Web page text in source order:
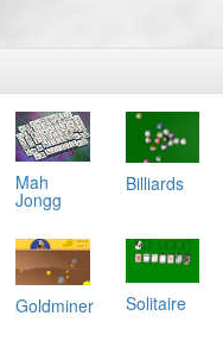
Mah
Jongg
Billiards
Goldminer Solitaire